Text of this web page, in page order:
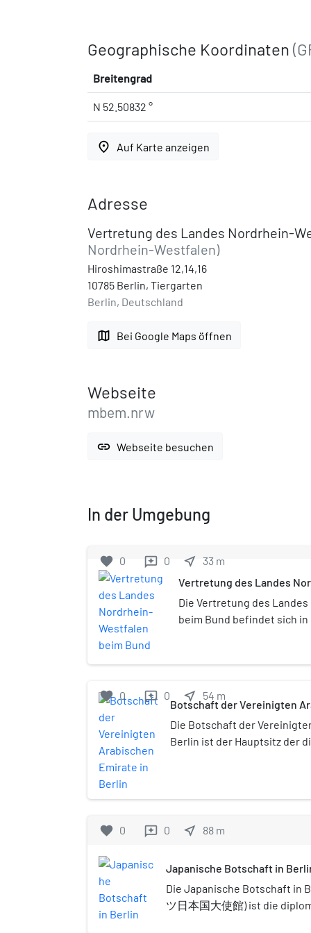
Geographische Koordinaten
Breitengrad
N 52.50832 °
place Auf Karte anzeigen
Adresse
Vertretung des Landes Nordrhein-
Nordrhein-Westfalen)
Hiroshimastraße 12,14,16
10785 Berlin, Tiergarten
Berlin, Deutschland
map Bei Google Maps öffnen
Webseite
mbem.nrw
link Webseite besuchen
In der Umgebung
favorite 0 reviews 0 near_me 33 m
Vertretung des Landes
Die Vertretung des
beim Bund befindet sich in
Nordrhein-Westfalen beim
favorite 0 reviews 0 near_me 54 m
Botschaft der Vereinigten
Die Botschaft der
Berlin ist der Hauptsitz der
favorite 0 reviews 0 near_me 88 m
Japanische Botschaft in
Die Japanische Botschaft in
ツ日本国大使館) ist die